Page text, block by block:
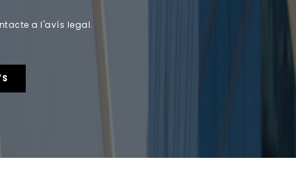
a l'avís legal.